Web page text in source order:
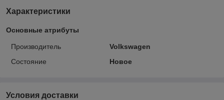
Характеристики
Основные атрибуты
Производитель
Volkswagen
Состояние
Новое
Условия доставки